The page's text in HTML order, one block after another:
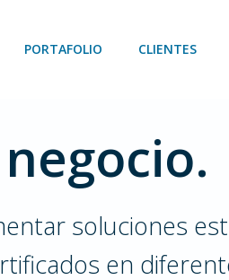
PORTAFOLIO CLIENTES
soluciones
en